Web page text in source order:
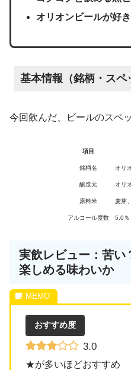
オリオンビールが好
基本情報（銘柄・スペ
今回飲んだ、ビールのスペ
項目
銘柄名 オリ
醸造元 オリ
原料米 麦芽
アルコール度数 5.0％
実飲レビュー：苦い
楽しめる味わいか
おすすめ度
3.0
★が多いほどおすすめ